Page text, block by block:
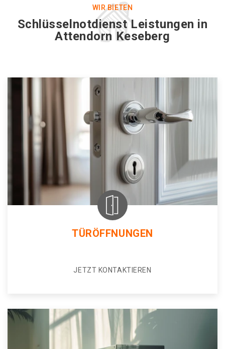
WIR BIETEN
Schlüsselnotdienst Leistungen in
Attendorn Keseberg
TÜRÖFFNUNGEN
JETZT KONTAKTIEREN